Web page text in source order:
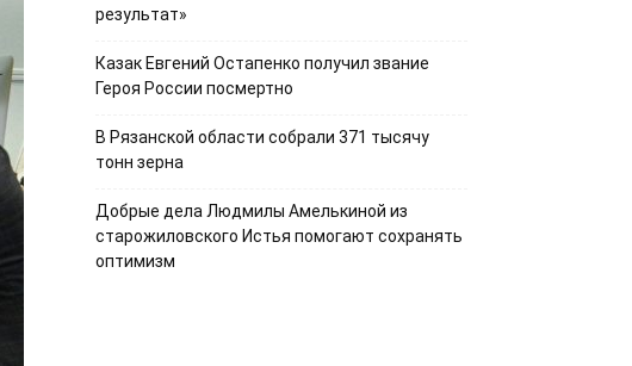
результат»
Казак Евгений Остапенко получил звание
Героя России посмертно
В Рязанской области собрали 371 тысячу
тонн зерна
Добрые дела Людмилы Амелькиной из
старожиловского Истья помогают сохранять
оптимизм